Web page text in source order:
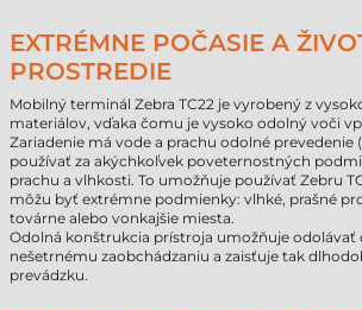
EXTRÉMNE POČASIE A
PROSTREDIE
Mobilný terminál Zebra TC22 je vyrobený z
materiálov, vďaka čomu je vysoko odolný voči
Zariadenie má vode a prachu odolné prevedenie
používať za akýchkoľvek poveternostných
prachu a vlhkosti. To umožňuje používať Zebru
môžu byť extrémne podmienky: vlhké, prašné
továrne alebo vonkajšie miesta.
Odolná konštrukcia prístroja umožňuje odolávať
nešetrnému zaobchádzaniu a zaisťuje tak
prevádzku.